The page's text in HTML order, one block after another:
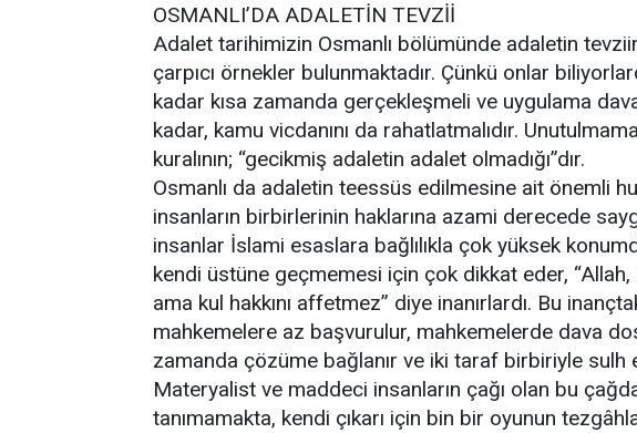
OSMANLI’DA ADALETİN TEVZİİ
Adalet tarihimizin Osmanlı bölümünde adaletin
çarpıcı örnekler bulunmaktadır. Çünkü onlar
kadar kısa zamanda gerçekleşmeli ve uygulama
kadar, kamu vicdanını da rahatlatmalıdır.
kuralının; “gecikmiş adaletin adalet olmadığı”dır.
Osmanlı da adaletin teessüs edilmesine ait önemli
insanların birbirlerinin haklarına azami derecede
insanlar İslami esaslara bağlılıkla çok yüksek
kendi üstüne geçmemesi için çok dikkat eder,
ama kul hakkını affetmez” diye inanırlardı. Bu
mahkemelere az başvurulur, mahkemelerde dava
zamanda çözüme bağlanır ve iki taraf birbiriyle sulh
Materyalist ve maddeci insanların çağı olan bu
tanımamakta, kendi çıkarı için bin bir oyunun